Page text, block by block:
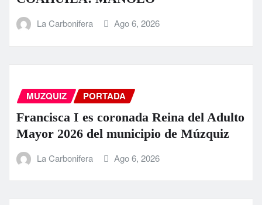
La Carbonifera Ago 6, 2026
MUZQUIZ PORTADA
Francisca I es coronada Reina del Adulto
Mayor 2026 del municipio de Múzquiz
La Carbonifera Ago 6, 2026